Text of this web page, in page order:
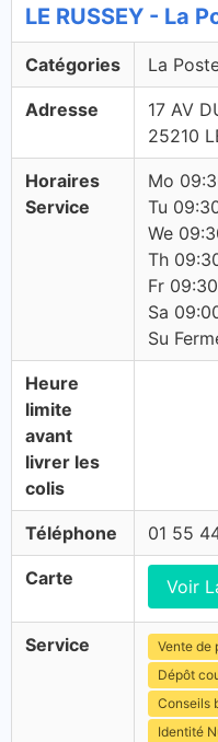
LE RUSSEY - La
Catégories La
Adresse
17 AV
25210
Horaires
Service
Mo
Tu
We
Th
Fr
Sa
Su
Heure
limite
avant
livrer les
colis
Téléphone 01 55
Carte Voir
Service
Vente de
Dépôt
Conseils
Identité